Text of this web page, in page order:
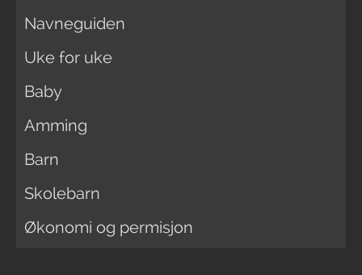
Navneguiden
Uke for uke
Baby
Amming
Barn
Skolebarn
Økonomi og permisjon